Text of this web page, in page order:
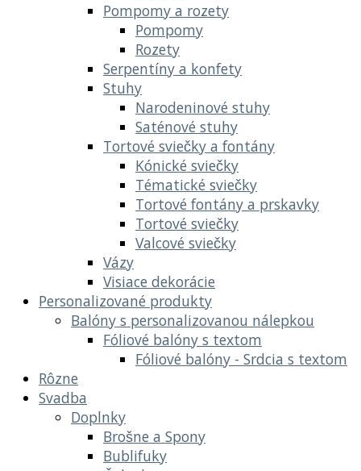
Pompomy a rozety
Pompomy
Rozety
Serpentíny a konfety
Stuhy
Narodeninové stuhy
Saténové stuhy
Tortové sviečky a fontány
Kónické sviečky
Tématické sviečky
Tortové fontány a prskavky
Tortové sviečky
Valcové sviečky
Vázy
Visiace dekorácie
Personalizované produkty
Balóny s personalizovanou nálepkou
Fóliové balóny s textom
Fóliové balóny - Srdcia s textom
Rôzne
Svadba
Doplnky
Brošne a Spony
Bublifuky